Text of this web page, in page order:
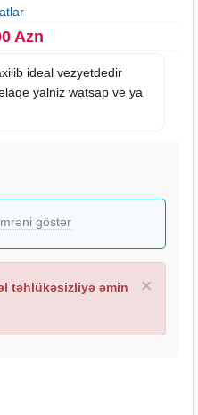
Azn
ideal vezyetdedir
yalniz watsap ve ya
göstər
×
təhlükəsizliyə əmin